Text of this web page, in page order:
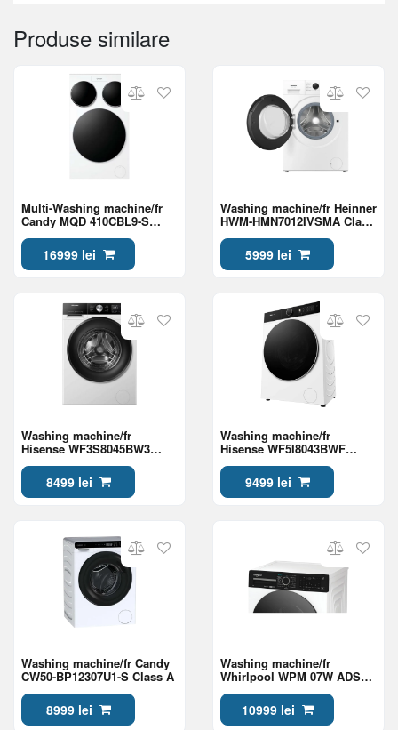
Produse similare
Multi-Washing machine/fr
Candy MQD 410CBL9-S
Class A
16999 lei
Washing machine/fr Heinner
HWM-HMN7012IVSMA Class
A
5999 lei
Washing machine/fr
Hisense WF3S8045BW3
Class A
8499 lei
Washing machine/fr
Hisense WF5I8043BWF
Class A
9499 lei
Washing machine/fr Candy
CW50-BP12307U1-S Class A
8999 lei
Washing machine/fr
Whirlpool WPM 07W ADS
EE Class A
10999 lei